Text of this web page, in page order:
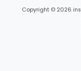
Copyright © 2026